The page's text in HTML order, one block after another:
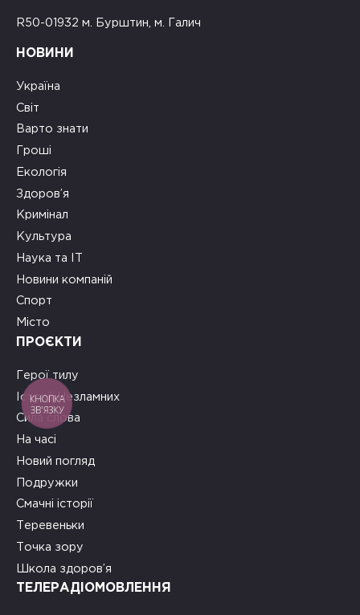
R50-01932 м. Бурштин, м. Галич
НОВИНИ
Україна
Світ
Варто знати
Гроші
Екологія
Здоров’я
Кримінал
Культура
Наука та ІТ
Новини компаній
Спорт
Місто
ПРОЄКТИ
Герої тилу
Історії Незламних
Сила слова
На часі
Новий погляд
Подружки
Смачні історії
Теревеньки
Точка зору
Школа здоров’я
ТЕЛЕРАДІОМОВЛЕННЯ
КНОПКА
ЗВ'ЯЗКУ